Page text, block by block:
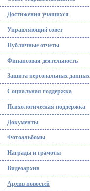
Достижения учащихся
Управляющий совет
Публичные отчеты
Финансовая деятельность
Защита персональных данных
Социальная поддержка
Психологическая поддержка
Документы
Фотоальбомы
Награды и грамоты
Видеоархив
Архив новостей